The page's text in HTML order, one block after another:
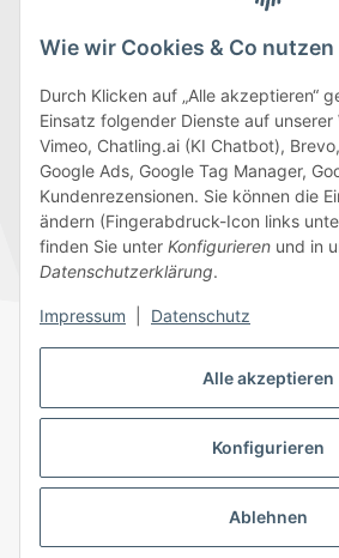
Alle akzeptieren
Konfigurieren
Ablehnen
Wie wir Cookies & Co nutzen
Durch Klicken auf „Alle akzeptieren“
Einsatz folgender Dienste auf unserer
Vimeo, Chatling.ai (KI Chatbot),
Google Ads, Google Tag Manager,
Kundenrezensionen. Sie können die
ändern (Fingerabdruck-Icon links
finden Sie unter Konfigurieren und in
Datenschutzerklärung.
Impressum Datenschutz
Wir versenden mit
Folge uns
DatenschutzAGB
Batteriegesetzhinweise